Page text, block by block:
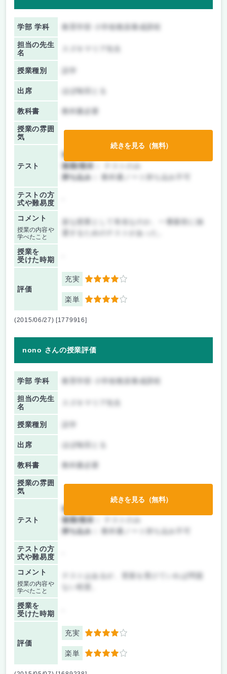
学部 学科 教育学部 小学校教員養成課程
担当の先生
名
授業種別
出席 ほぼ毎回とる
教科書 教科書必要
授業の雰囲
気
テスト
前期/中間：
後期/期末：
持ち込み：
教科書ノート持ち込み不可
テストの方
式や難易度
コメント
授業の内容や
学べたこと
楽な授業として有名なのか、一番最初に抽
選するためのテストがあった。
授業を
受けた時期
評価
充実 4
楽単 4
続きを見る（無料）
(2015/06/27) [1779916]
nono さんの授業評価
学部 学科 教育学部 小学校教員養成課程
担当の先生
名
授業種別
出席 ほぼ毎回とる
教科書 教科書必要
授業の雰囲
気
テスト
前期/中間：
後期/期末：
持ち込み：
教科書ノート持ち込み不可
テストの方
式や難易度
コメント
授業の内容や
学べたこと
テストはあるが、受賞を受けていれば問題
授業を
受けた時期
評価
充実 4
楽単 4
続きを見る（無料）